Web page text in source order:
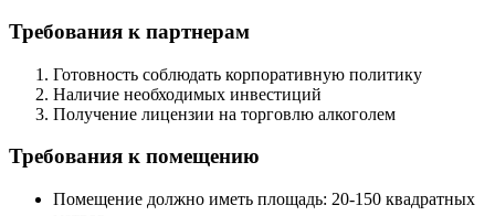
Требования к партнерам
Готовность соблюдать корпоративную политику
Наличие необходимых инвестиций
Получение лицензии на торговлю алкоголем
Требования к помещению
Помещение должно иметь площадь: 20-150 квадратных